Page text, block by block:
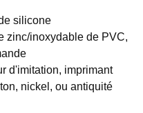
silicone
zinc/inoxydable de PVC,
d'imitation, imprimant
nickel, ou antiquité